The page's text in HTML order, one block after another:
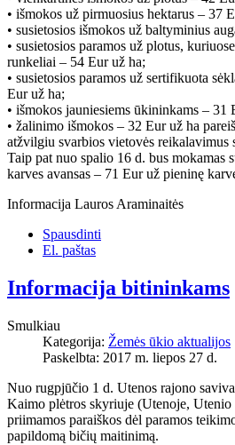
• išmokos už pirmuosius hektarus – 37
• susietosios išmokos už baltyminius
• susietosios paramos už plotus,
runkeliai – 54 Eur už ha;
• susietosios paramos už sertifikuota
Eur už ha;
• išmokos jauniesiems ūkininkams – 31
• žalinimo išmokos – 32 Eur už ha
atžvilgiu svarbios vietovės reikalavimus
Taip pat nuo spalio 16 d. bus mokamas
karves avansas – 71 Eur už pieninę
Informacija Lauros Araminaitės
Spausdinti
El. paštas
Informacija bitininkams
Smulkiau
Kategorija: Žemės ūkio aktualijos
Paskelbta: 2017 m. liepos 27 d.
Nuo rugpjūčio 1 d. Utenos rajono
Kaimo plėtros skyriuje (Utenoje, Utenio
priimamos paraiškos dėl paramos
papildomą bičių maitinimą.